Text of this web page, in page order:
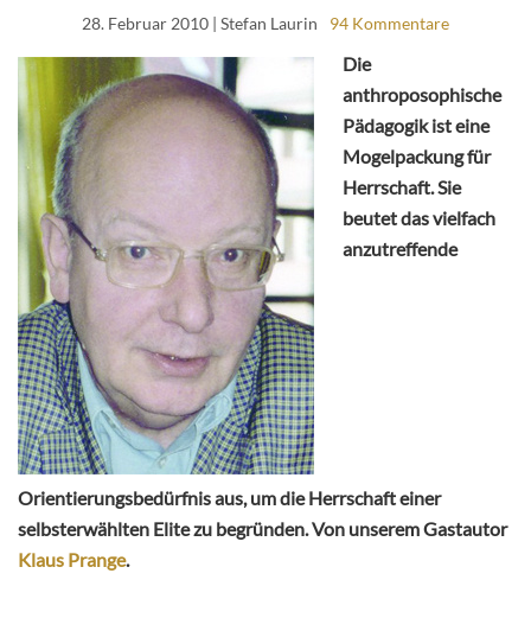
28. Februar 2010 | Stefan Laurin 94 Kommentare
Die
anthroposophische
Pädagogik ist eine
Mogelpackung für
Herrschaft. Sie
beutet das vielfach
anzutreffende
Orientierungsbedürfnis aus, um die Herrschaft einer
selbsterwählten Elite zu begründen.Von unserem Gastautor
Klaus Prange.